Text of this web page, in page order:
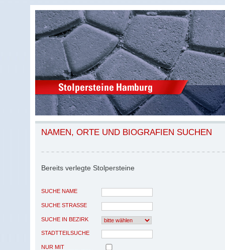
NAMEN, ORTE UND BIOGRAFIEN SUCHEN
Bereits verlegte Stolpersteine
SUCHE NAME
SUCHE STRASSE
SUCHE IN BEZIRK
STADTTEILSUCHE
NUR MIT